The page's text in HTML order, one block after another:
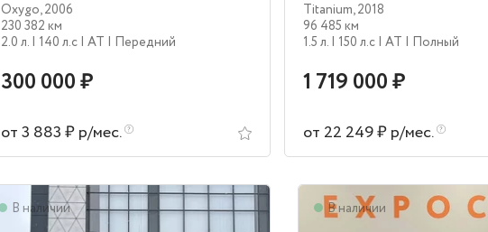
Oxygo,2006
230 382 км
2.0 л. | 140 л.c | AT | Передний
300 000 ₽
от 3 883 ₽ р/мес.
Titanium,2018
96 485 км
1.5 л. | 150 л.c | AT | Полный
1 719 000 ₽
от 22 249 ₽ р/мес.
В наличии В наличии